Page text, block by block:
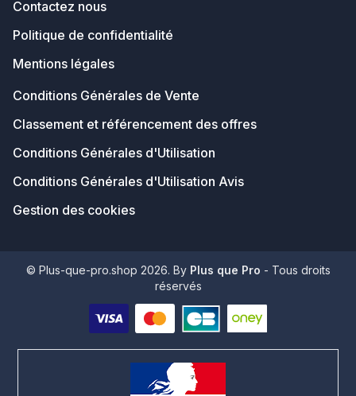
Contactez nous
Politique de confidentialité
Mentions légales
Conditions Générales de Vente
Classement et référencement des offres
Conditions Générales d'Utilisation
Conditions Générales d'Utilisation Avis
Gestion des cookies
© Plus-que-pro.shop 2026. By Plus que Pro - Tous droits
réservés